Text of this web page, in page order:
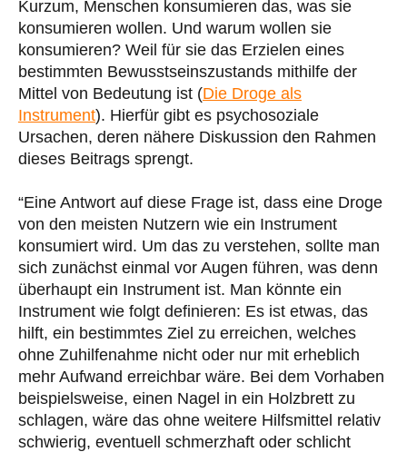
Kurzum, Menschen konsumieren das, was sie
konsumieren wollen. Und warum wollen sie
konsumieren? Weil für sie das Erzielen eines
bestimmten Bewusstseinszustands mithilfe der
Mittel von Bedeutung ist (Die Droge als
Instrument). Hierfür gibt es psychosoziale
Ursachen, deren nähere Diskussion den Rahmen
dieses Beitrags sprengt.
“Eine Antwort auf diese Frage ist, dass eine Droge
von den meisten Nutzern wie ein Instrument
konsumiert wird. Um das zu verstehen, sollte man
sich zunächst einmal vor Augen führen, was denn
überhaupt ein Instrument ist. Man könnte ein
Instrument wie folgt definieren: Es ist etwas, das
hilft, ein bestimmtes Ziel zu erreichen, welches
ohne Zuhilfenahme nicht oder nur mit erheblich
mehr Aufwand erreichbar wäre. Bei dem Vorhaben
beispielsweise, einen Nagel in ein Holzbrett zu
schlagen, wäre das ohne weitere Hilfsmittel relativ
schwierig, eventuell schmerzhaft oder schlicht